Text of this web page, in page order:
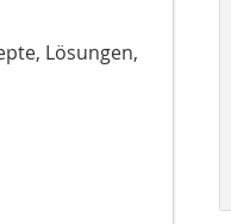
Lösungen,